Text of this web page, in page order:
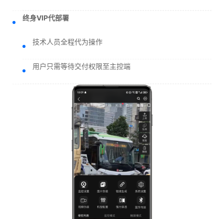
终身VIP代部署
技术人员全程代为操作
用户只需等待交付权限至主控端